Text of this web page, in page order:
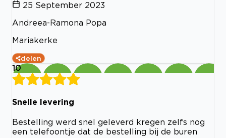
25 September 2023
Andreea-Ramona Popa
Mariakerke
delen
10
Snelle levering
Bestelling werd snel geleverd kregen zelfs nog
een telefoontje dat de bestelling bij de buren